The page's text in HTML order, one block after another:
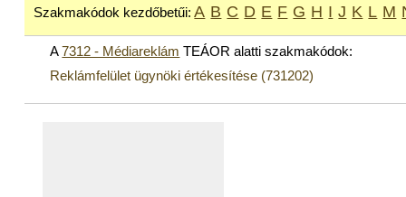
Szakmakódok kezdőbetűi: A B C D E F G H I J K L M
A7312 - Médiareklám TEÁOR alatti szakmakódok:
Reklámfelület ügynöki értékesítése (731202)